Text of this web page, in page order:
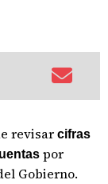
revisar cifras
por
Gobierno.